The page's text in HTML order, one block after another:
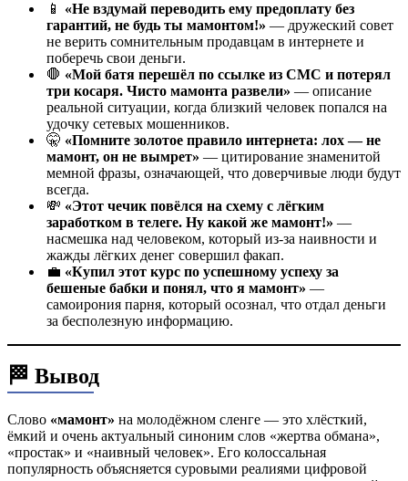
📱 «Не вздумай переводить ему предоплату без
гарантий, не будь ты мамонтом!» — дружеский совет
не верить сомнительным продавцам в интернете и
поберечь свои деньги.
🛑 «Мой батя перешёл по ссылке из СМС и потерял
три косаря. Чисто мамонта развели» — описание
реальной ситуации, когда близкий человек попался на
удочку сетевых мошенников.
🤫 «Помните золотое правило интернета: лох — не
мамонт, он не вымрет» — цитирование знаменитой
мемной фразы, означающей, что доверчивые люди будут
всегда.
💸 «Этот чечик повёлся на схему с лёгким
заработком в телеге. Ну какой же мамонт!» —
насмешка над человеком, который из-за наивности и
жажды лёгких денег совершил факап.
💼 «Купил этот курс по успешному успеху за
бешеные бабки и понял, что я мамонт» —
самоирония парня, который осознал, что отдал деньги
за бесполезную информацию.
🏁 Вывод
Слово «мамонт» на молодёжном сленге — это хлёсткий,
ёмкий и очень актуальный синоним слов «жертва обмана»,
«простак» и «наивный человек». Его колоссальная
популярность объясняется суровыми реалиями цифровой